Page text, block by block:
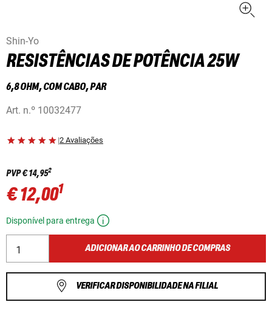
Shin-Yo
RESISTÊNCIAS DE POTÊNCIA 25W
6,8 OHM, COM CABO, PAR
Art. n.º 10032477
|2 Avaliações
PVP€ 14,952
€ 12,001
Disponível para entrega
ADICIONAR AO CARRINHO DE COMPRAS
VERIFICAR DISPONIBILIDADE NA FILIAL